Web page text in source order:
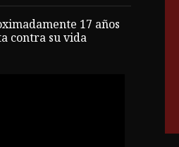
17 años
contra su vida